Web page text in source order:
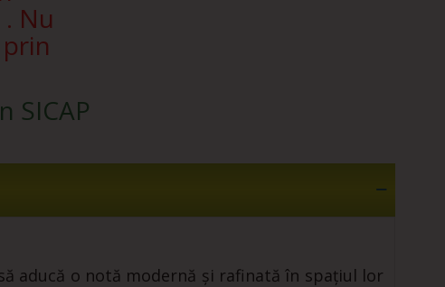
Nu
SICAP
aducă o notă modernă și rafinată în spațiul lor